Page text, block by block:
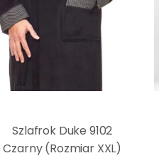
Szlafrok Duke 9102
Czarny (Rozmiar XXL)